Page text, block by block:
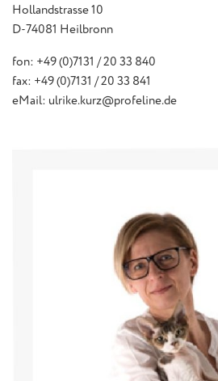
Hollandstrasse 10
D-74081 Heilbronn
fon: +49 (0)7131 / 20 33 840
fax: +49 (0)7131 / 20 33 841
eMail: ulrike.kurz@profeline.de